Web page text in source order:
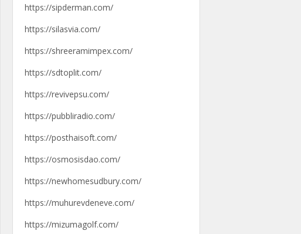
https://sipderman.com/
https://silasvia.com/
https://shreeramimpex.com/
https://sdtoplit.com/
https://revivepsu.com/
https://pubbliradio.com/
https://posthaisoft.com/
https://osmosisdao.com/
https://newhomesudbury.com/
https://muhurevdeneve.com/
https://mizumagolf.com/